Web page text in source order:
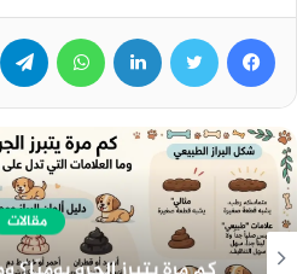
مقالات